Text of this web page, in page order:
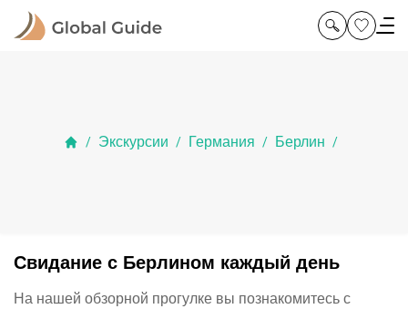
/ Экскурсии / Германия / Берлин /
Свидание с Берлином каждый день
На нашей обзорной прогулке вы познакомитесь с